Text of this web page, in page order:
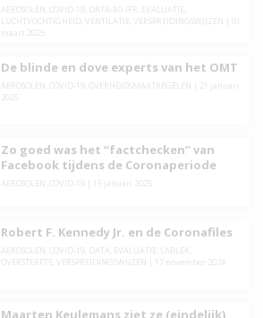
AEROSOLEN COVID-19, DATA-R0-IFR EVALUATIE
LUCHTVOCHTIGHEID, VENTILATIE VERSPREIDINGSWIJZEN
01
maart 2025
De blinde en dove experts van het OMT
AEROSOLEN COVID-19, OVERHEIDSMAATREGELEN
21 januari
2025
Zo goed was het “factchecken” van
Facebook tijdens de Coronaperiode
AEROSOLEN COVID-19| 15 januari 2025
Robert F. Kennedy Jr. en de Coronafiles
AEROSOLEN COVID-19, DATA EVALUATIE LABLEK
OVERSTERFTE
VERSPREIDINGSWIJZEN 17 november 2024
Maarten Keulemans ziet ze (eindelijk)